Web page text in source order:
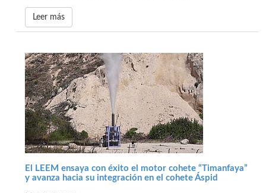
Leer más
El LEEM ensaya con éxito el motor cohete “Timanfaya”
y avanza hacia su integración en el cohete Áspid